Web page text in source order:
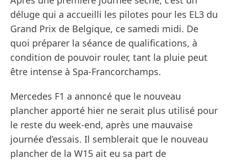
déluge qui a accueilli les pilotes pour les EL3 du
Grand Prix de Belgique, ce samedi midi. De
quoi préparer la séance de qualifications, à
condition de pouvoir rouler, tant la pluie peut
être intense à Spa-Francorchamps.
Mercedes F1 a annoncé que le nouveau
plancher apporté hier ne serait plus utilisé pour
le reste du week-end, après une mauvaise
journée d’essais. Il semblerait que le nouveau
plancher de la W15 ait eu sa part de